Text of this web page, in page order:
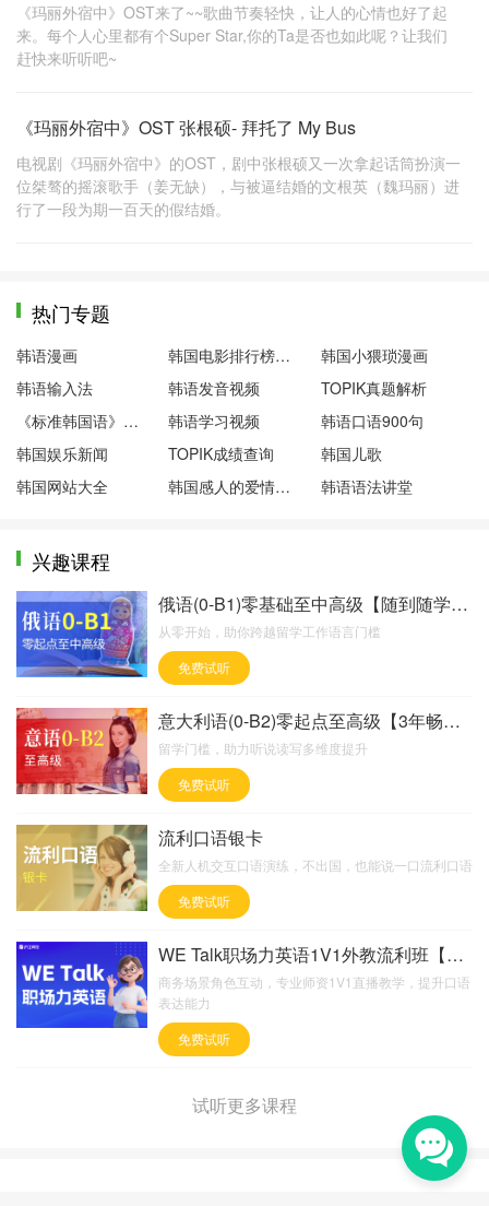
《玛丽外宿中》OST来了~~歌曲节奏轻快，让人的心情也好了起
来。每个人心里都有个Super Star,你的Ta是否也如此呢？让我们
赶快来听听吧~
《玛丽外宿中》OST 张根硕- 拜托了 My Bus
电视剧《玛丽外宿中》的OST，剧中张根硕又一次拿起话筒扮演一
位桀骜的摇滚歌手（姜无缺），与被逼结婚的文根英（魏玛丽）进
行了一段为期一百天的假结婚。
热门专题
韩语漫画 韩国电影排行榜前十名
韩国小猥琐漫画
韩语输入法
韩语发音视频
TOPIK真题解析
《标准韩国语》第一册
韩语学习视频
韩语口语900句
韩国娱乐新闻
TOPIK成绩查询
韩国儿歌
韩国网站大全
韩国感人的爱情电影 韩语语法讲堂
兴趣课程
俄语(0-B1)零基础至中高级【随到随学班】
从零开始，助你跨越留学工作语言门槛
免费试听
意大利语(0-B2)零起点至高级【3年畅学班】
留学门槛，助力听说读写多维度提升
免费试听
流利口语银卡
全新人机交互口语演练，不出国，也能说一口流利口语
免费试听
WE Talk职场力英语1V1外教流利班【欧教6
商务场景角色互动，专业师资1V1直播教学，提升口语
表达能力
免费试听
试听更多课程